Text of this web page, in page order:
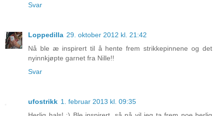
Svar
Loppedilla 29. oktober 2012 kl. 21:42
Nå ble æ inspirert til å hente frem strikkepinnene og det
nyinnkjøpte garnet fra Nille!!
Svar
ufostrikk 1. februar 2013 kl. 09:35